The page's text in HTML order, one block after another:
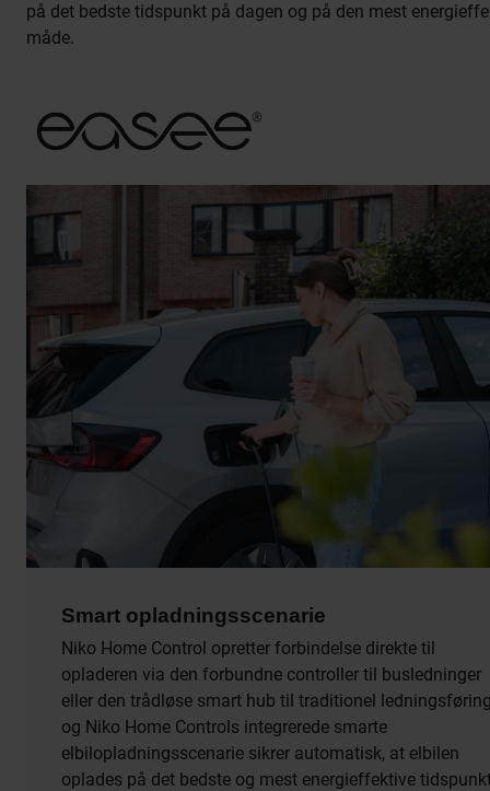
på det bedste tidspunkt på dagen og på den mest
måde.
Smart opladningsscenarie
Niko Home Control opretter forbindelse direkte til
opladeren via den forbundne controller til busledninger
eller den trådløse smart hub til traditionel
og Niko Home Controls integrerede smarte
elbilopladningsscenarie sikrer automatisk, at elbilen
oplades på det bedste og mest energieffektive